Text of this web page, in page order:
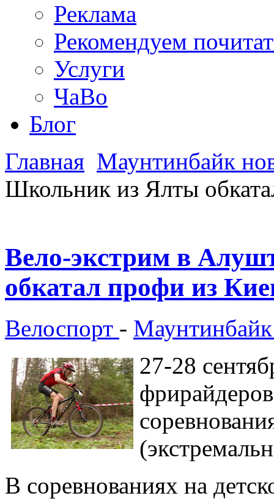
Реклама
Рекомендуем
Услуги
ЧаВо
Блог
Главная Маунтинбайк
Школьник из Ялты
Вело-экстрим в
обкатал профи из
Велоспорт -
27-28
В соревнованиях на